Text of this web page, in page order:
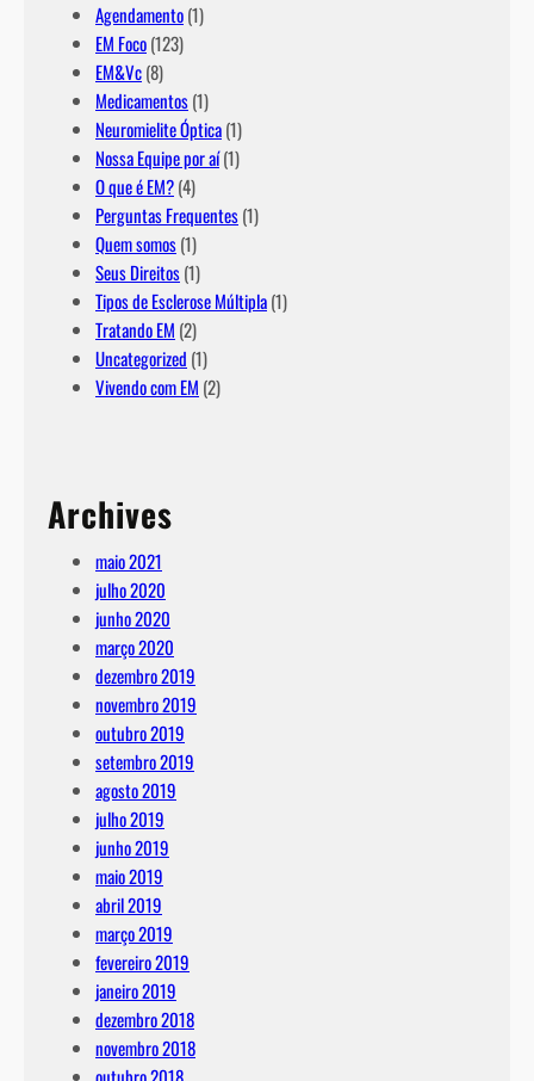
Agendamento(1)
EM Foco(123)
EM&Vc(8)
Medicamentos(1)
Neuromielite Óptica(1)
Nossa Equipe por aí(1)
O que é EM?(4)
Perguntas Frequentes(1)
Quem somos(1)
Seus Direitos(1)
Tipos de Esclerose Múltipla(1)
Tratando EM (2)
Uncategorized (1)
Vivendo com EM (2)
Archives
maio 2021
julho 2020
junho 2020
março 2020
dezembro 2019
novembro 2019
outubro 2019
setembro 2019
agosto 2019
julho 2019
junho 2019
maio 2019
abril 2019
março 2019
fevereiro 2019
janeiro 2019
dezembro 2018
novembro 2018